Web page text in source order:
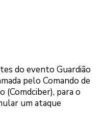
do evento Guardião
pelo Comando de
(Comdciber), para o
um ataque